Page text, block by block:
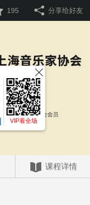
195 分享给好友
VIP看全场
课程详情